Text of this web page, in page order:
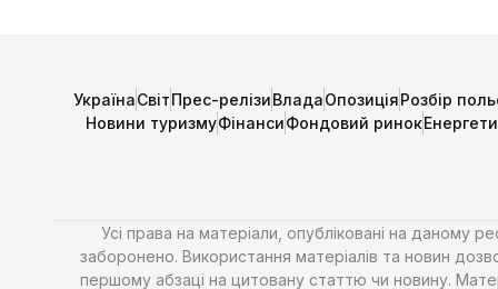
УкраїнаСвітПрес-релізиВладаОпозиціяРозбір
Новини туризмуФінансиФондовий ринок
Усі права на матеріали, опубліковані на даному
заборонено. Використання матеріалів та новин
першому абзаці на цитовану статтю чи новину.